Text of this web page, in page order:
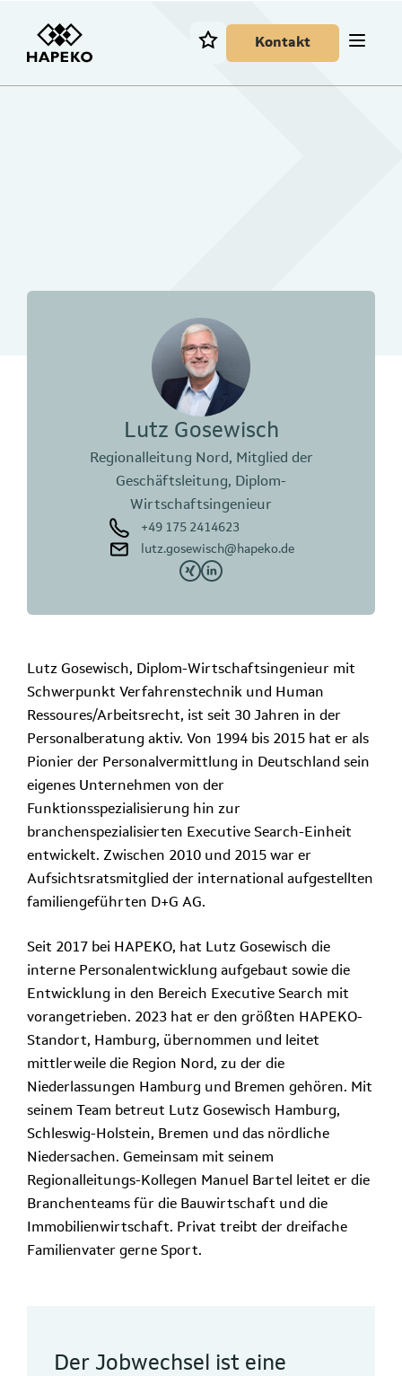
Kontakt
Lutz Gosewisch
Regionalleitung Nord, Mitglied der
Geschäftsleitung, Diplom-
Wirtschaftsingenieur
+49 175 2414623
lutz.gosewisch@hapeko.de
Lutz Gosewisch, Diplom-Wirtschaftsingenieur mit
Schwerpunkt Verfahrenstechnik und Human
Ressoures/Arbeitsrecht, ist seit 30 Jahren in der
Personalberatung aktiv. Von 1994 bis 2015 hat er als
Pionier der Personalvermittlung in Deutschland sein
eigenes Unternehmen von der
Funktionsspezialisierung hin zur
branchenspezialisierten Executive Search-Einheit
entwickelt. Zwischen 2010 und 2015 war er
Aufsichtsratsmitglied der international aufgestellten
familiengeführten D+G AG.
Seit 2017 bei HAPEKO, hat Lutz Gosewisch die
interne Personalentwicklung aufgebaut sowie die
Entwicklung in den Bereich Executive Search mit
vorangetrieben. 2023 hat er den größten HAPEKO-
Standort, Hamburg, übernommen und leitet
mittlerweile die Region Nord, zu der die
Niederlassungen Hamburg und Bremen gehören. Mit
seinem Team betreut Lutz Gosewisch Hamburg,
Schleswig-Holstein, Bremen und das nördliche
Niedersachen. Gemeinsam mit seinem
Regionalleitungs-Kollegen Manuel Bartel leitet er die
Branchenteams für die Bauwirtschaft und die
Immobilienwirtschaft. Privat treibt der dreifache
Familienvater gerne Sport.
Der Jobwechsel ist eine